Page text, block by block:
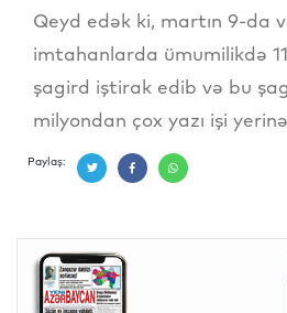
Qeyd edək ki, martın 9-da
imtahanlarda ümumilikdə
şagird iştirak edib və bu
milyondan çox yazı işi
Paylaş: